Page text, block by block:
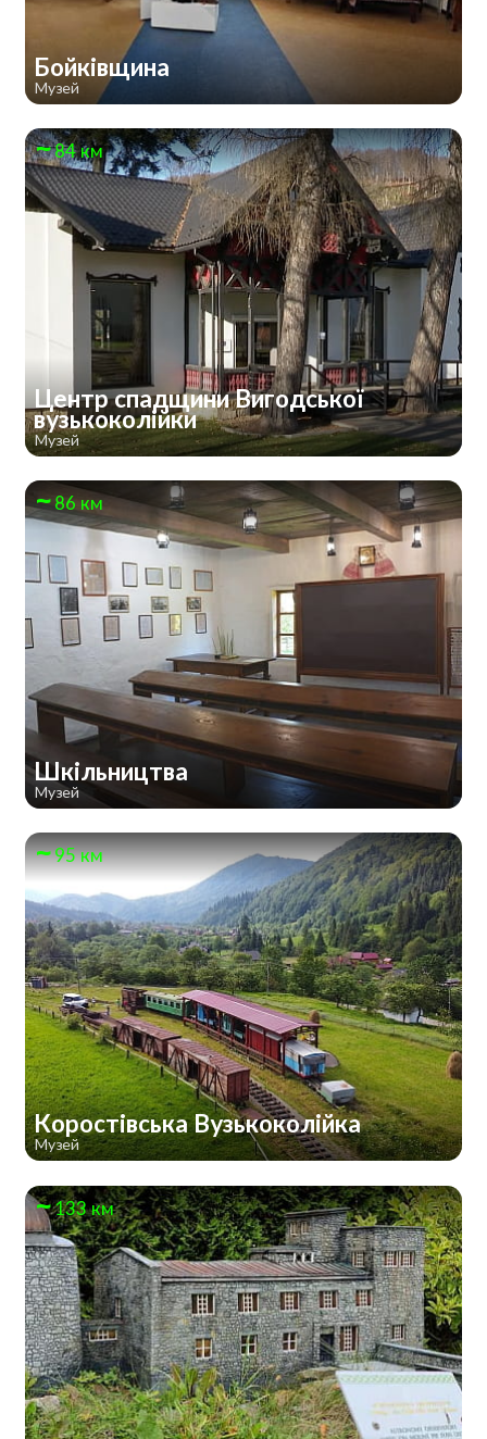
Бойківщина
Музей
84 км
Центр спадщини Вигодської
вузькоколійки
Музей
86 км
Шкільництва
Музей
95 км
Коростівська Вузькоколійка
Музей
133 км